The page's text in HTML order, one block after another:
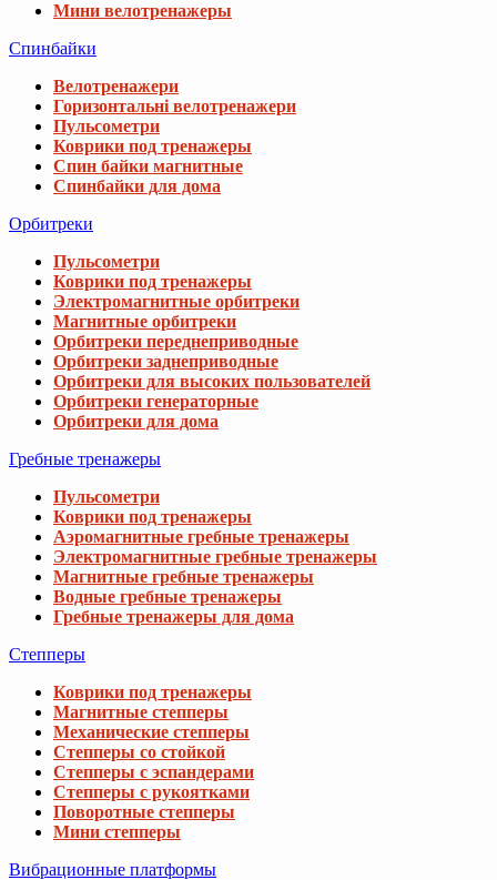
Мини велотренажеры
Спинбайки
Велотренажери
Горизонтальні велотренажери
Пульсометри
Коврики под тренажеры
Спин байки магнитные
Спинбайки для дома
Орбитреки
Пульсометри
Коврики под тренажеры
Электромагнитные орбитреки
Магнитные орбитреки
Орбитреки переднеприводные
Орбитреки заднеприводные
Орбитреки для высоких пользователей
Орбитреки генераторные
Орбитреки для дома
Гребные тренажеры
Пульсометри
Коврики под тренажеры
Аэромагнитные гребные тренажеры
Электромагнитные гребные тренажеры
Магнитные гребные тренажеры
Водные гребные тренажеры
Гребные тренажеры для дома
Степперы
Коврики под тренажеры
Магнитные степперы
Механические степперы
Степперы со стойкой
Степперы с эспандерами
Степперы с рукоятками
Поворотные степперы
Мини степперы
Вибрационные платформы